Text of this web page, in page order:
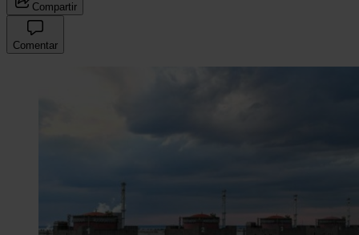
Compartir
Comentar